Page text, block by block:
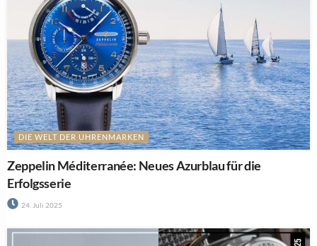
DIE WELT DER UHRENMARKEN
Zeppelin Méditerranée: Neues Azurblau für die
Erfolgsserie
24. Juli 2025